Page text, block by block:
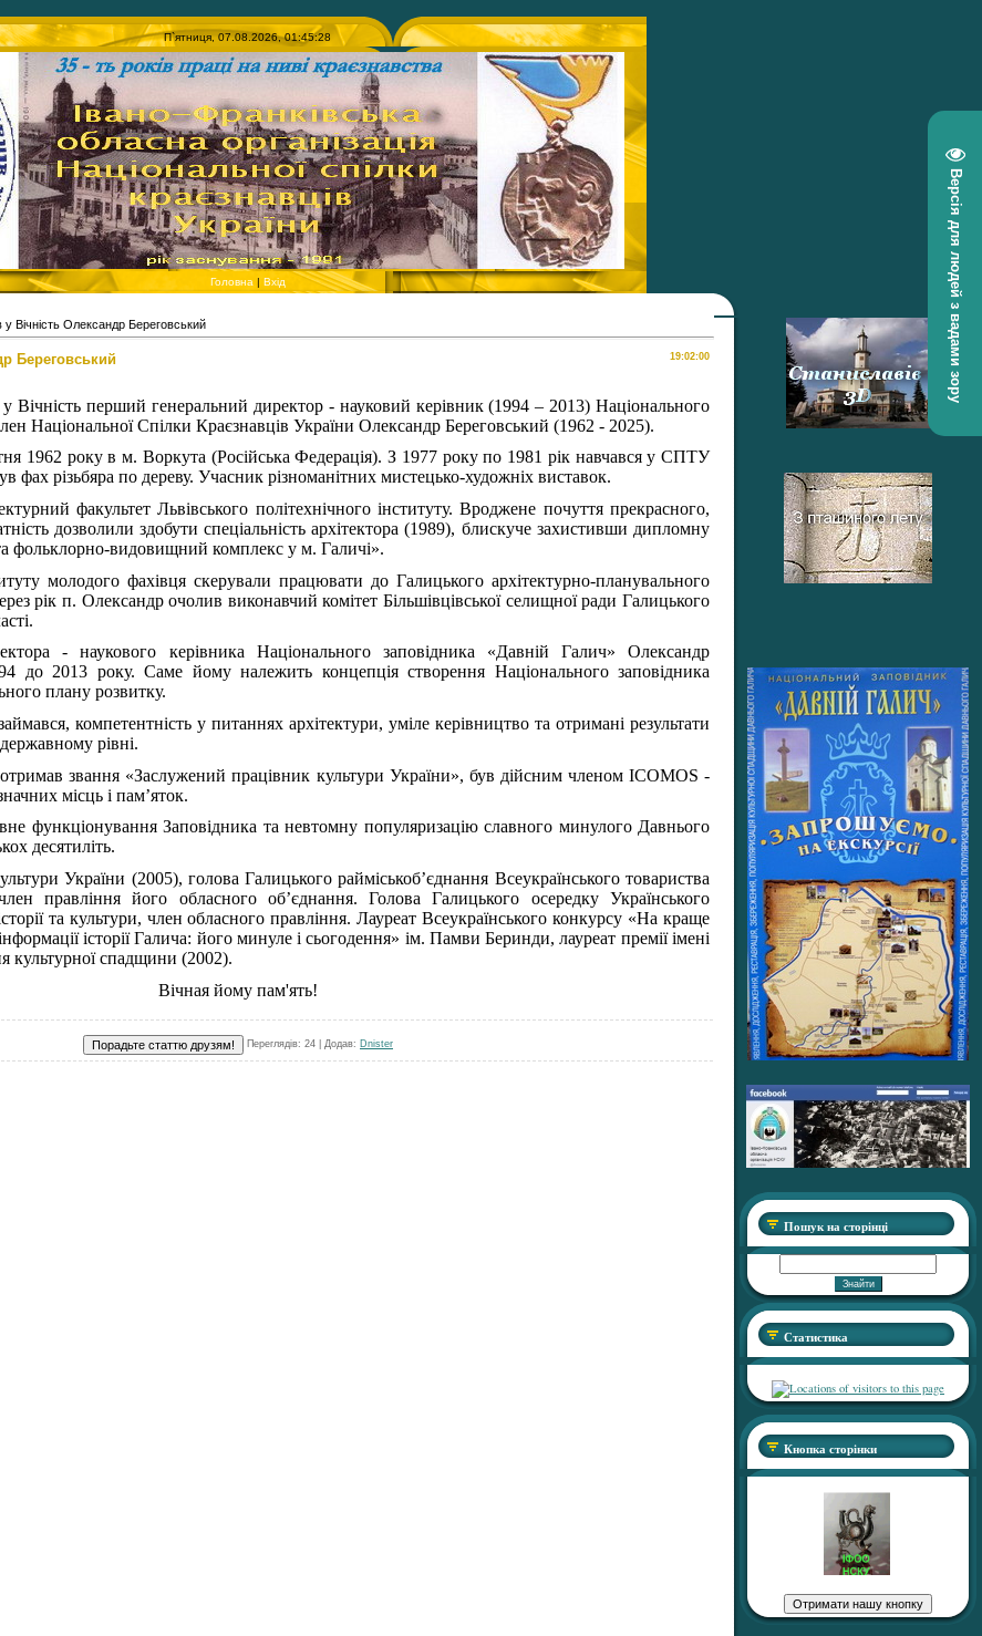
Версія для людей з вадами зору
П`ятниця, 07.08.2026, 01:45:28
Головна | Вхід
у Вічність Олександр Береговський
Береговський
Вічність перший генеральний директор - науковий керівник (1994 – 2013) Національного
Національної Спілки Краєзнавців України Олександр Береговський (1962 - 2025).
1962 року в м. Воркута (Російська Федерація). З 1977 року по 1981 рік навчався у СПТУ
фах різьбяра по дереву. Учасник різноманітних мистецько-художніх виставок.
факультет Львівського політехнічного інституту. Вроджене почуття прекрасного,
дозволили здобути спеціальність архітектора (1989), блискуче захистивши дипломну
фольклорно-видовищний комплекс у м. Галичі».
молодого фахівця скерували працювати до Галицького архітектурно-планувального
рік п. Олександр очолив виконавчий комітет Більшівцівської селищної ради Галицького
- наукового керівника Національного заповідника «Давній Галич» Олександр
до 2013 року. Саме йому належить концепція створення Національного заповідника
плану розвитку.
компетентність у питаннях архітектури, уміле керівництво та отримані результати
рівні.
звання «Заслужений працівник культури України», був дійсним членом ICOMOS -
місць і пам’яток.
функціонування Заповідника та невтомну популяризацію славного минулого Давнього
десятиліть.
України (2005), голова Галицького райміськоб’єднання Всеукраїнського товариства
правління його обласного об’єднання. Голова Галицького осередку Українського
та культури, член обласного правління. Лауреат Всеукраїнського конкурсу «На краще
історії Галича: його минуле і сьогодення» ім. Памви Беринди, лауреат премії імені
культурної спадщини (2002).
Вічная йому пам'ять!
Переглядів: 24 | Додав: Dnister
Пошук на сторінці
Статистика
Кнопка сторінки